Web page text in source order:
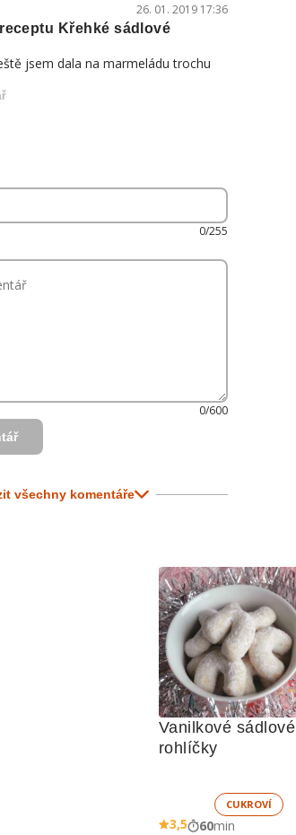
26. 01. 2019 17:36
Křehké sádlové
jsem dala na marmeládu trochu
0/255
0/600
všechny komentáře
Vanilkové sádlové
rohlíčky
CUKROVÍ
3,5 60min